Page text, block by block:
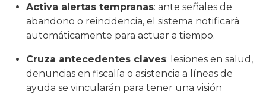
Activa alertas tempranas: ante señales de
abandono o reincidencia, el sistema notificará
automáticamente para actuar a tiempo.
Cruza antecedentes claves: lesiones en salud,
denuncias en fiscalía o asistencia a líneas de
ayuda se vincularán para tener una visión